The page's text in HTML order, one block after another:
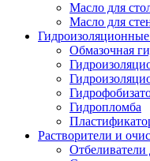
Масло для
Масло для
Обмазочная
Гидропломба
Растворители и
Отбеливатели